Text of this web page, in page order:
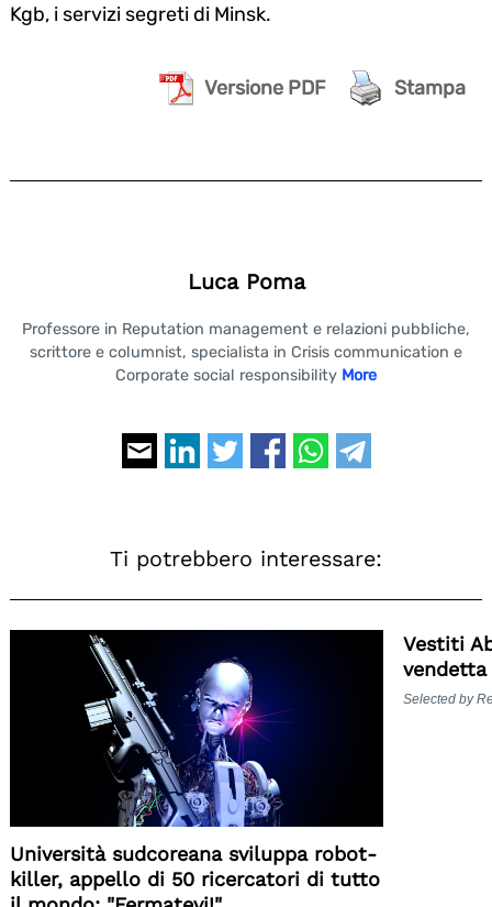
Kgb, i servizi segreti di Minsk.
Versione PDF Stampa
Luca Poma
Professore in Reputation management e relazioni pubbliche,
scrittore e columnist, specialista in Crisis communication e
Corporate social responsibility More
Ti potrebbero interessare:
Università sudcoreana sviluppa robot-
killer, appello di 50 ricercatori di tutto
Vestiti
Selected by